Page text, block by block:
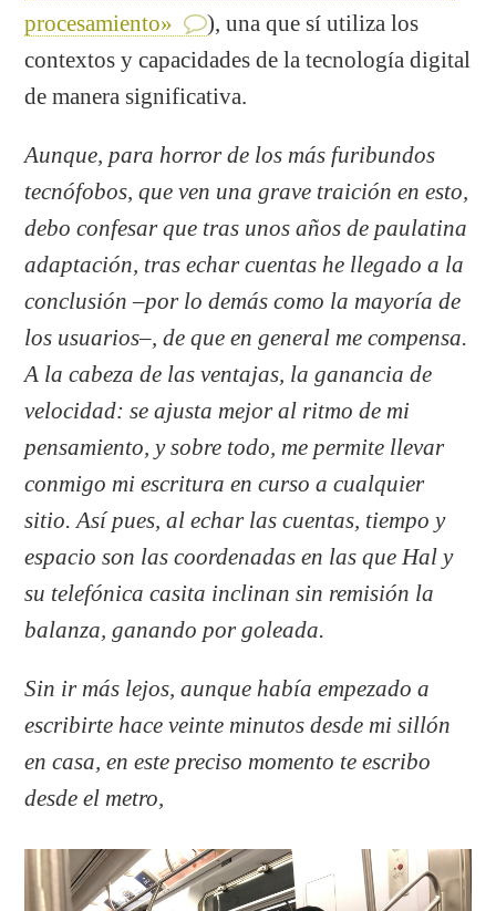
procesamiento»
), una que sí utiliza los
contextos y capacidades de la tecnología digital
de manera significativa.
Aunque, para horror de los más furibundos
tecnófobos, que ven una grave traición en esto,
debo confesar que tras unos años de paulatina
adaptación, tras echar cuentas he llegado a la
conclusión –por lo demás como la mayoría de
los usuarios–, de que en general me compensa.
A la cabeza de las ventajas, la ganancia de
velocidad: se ajusta mejor al ritmo de mi
pensamiento, y sobre todo, me permite llevar
conmigo mi escritura en curso a cualquier
sitio. Así pues, al echar las cuentas, tiempo y
espacio son las coordenadas en las que Hal y
su telefónica casita inclinan sin remisión la
balanza, ganando por goleada.
Sin ir más lejos, aunque había empezado a
escribirte hace veinte minutos desde mi sillón
en casa, en este preciso momento te escribo
desde el metro,